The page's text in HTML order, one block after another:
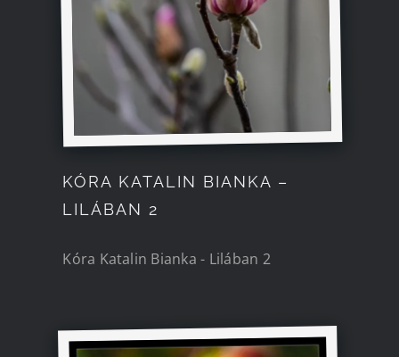
KÓRA KATALIN BIANKA –
LILÁBAN 2
Kóra Katalin Bianka - Lilában 2